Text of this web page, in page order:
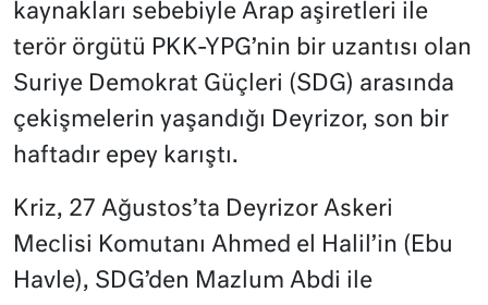
kaynakları sebebiyle Arap aşiretleri ile
terör örgütü PKK-YPG’nin bir uzantısı olan
Suriye Demokrat Güçleri (SDG) arasında
çekişmelerin yaşandığı Deyrizor, son bir
haftadır epey karıştı.
Kriz, 27 Ağustos’ta Deyrizor Askeri
Meclisi Komutanı Ahmed el Halil’in (Ebu
Havle), SDG’den Mazlum Abdi ile